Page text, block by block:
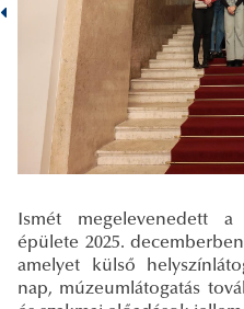
Ismét megelevenedett a
épülete 2025.
amelyet külső
nap, múzeumlátogatás